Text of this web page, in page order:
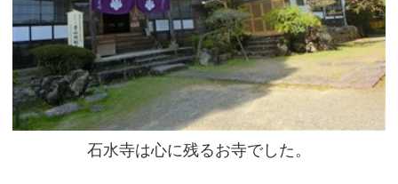
石水寺は心に残るお寺でした。